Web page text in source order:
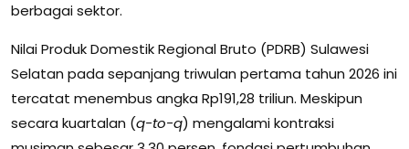
berbagai sektor.
Nilai Produk Domestik Regional Bruto (PDRB) Sulawesi
Selatan pada sepanjang triwulan pertama tahun 2026 ini
tercatat menembus angka Rp191,28 triliun. Meskipun
secara kuartalan (q-to-q) mengalami kontraksi